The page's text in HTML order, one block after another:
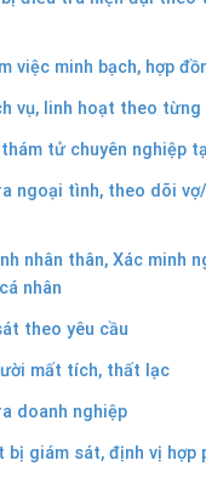
việc minh bạch, hợp
vụ, linh hoạt theo từng
thám tử chuyên nghiệp
ngoại tình, theo dõi
nhân thân, Xác minh
nhân
theo yêu cầu
mất tích, thất lạc
doanh nghiệp
bị giám sát, định vị hợp